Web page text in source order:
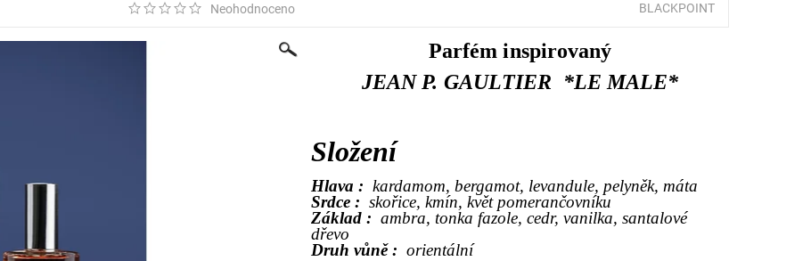
Neohodnoceno BLACKPOINT
Parfém inspirovaný
JEAN P. GAULTIER *LE MALE*
Složení
Hlava :kardamom, bergamot, levandule, pelyněk, máta
Srdce :skořice, kmín, květ pomerančovníku
Základ :ambra, tonka fazole, cedr, vanilka, santalové
dřevo
Druh vůně :orientální